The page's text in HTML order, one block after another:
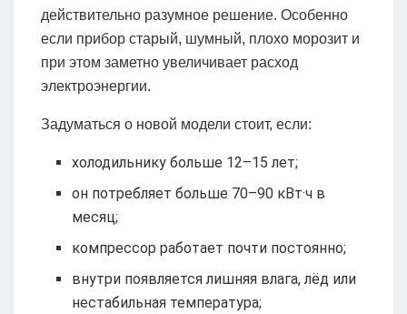
действительно разумное решение. Особенно
если прибор старый, шумный, плохо морозит и
при этом заметно увеличивает расход
электроэнергии.
Задуматься о новой модели стоит, если:
холодильнику больше 12–15 лет;
он потребляет больше 70–90 кВт·ч в
месяц;
компрессор работает почти постоянно;
внутри появляется лишняя влага, лёд или
нестабильная температура;